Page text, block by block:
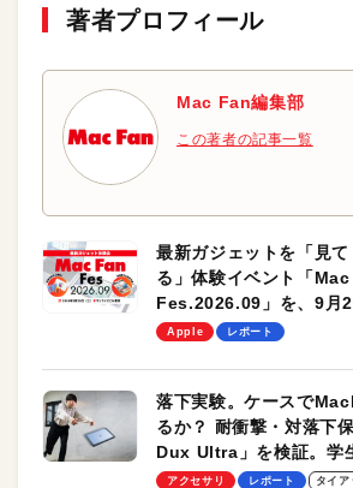
著者プロフィール
Mac Fan編集部
この著者の記事一覧
最新ガジェットを「見
る」体験イベント「
Fes.2026.09」を、9月
します！
Apple レポート
落下実験。ケースで
るか？ 耐衝撃・対落下
Dux Ultra」を検証。学
のモバイルユースに最適
アクセサリ レポート タイア